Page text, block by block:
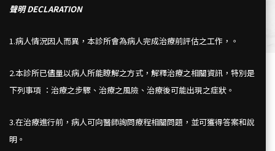
聲明 DECLARATION
1.病人情況因人而異，本診所會為病人完成治療前評估之工作，。
2.本診所已儘量以病人所能瞭解之方式，解釋治療之相關資訊，特別是
下列事項 ：治療之步驟、治療之風險、治療後可能出現之症狀。
3.在治療進行前，病人可向醫師詢問療程相關問題，並可獲得答案和說
明。